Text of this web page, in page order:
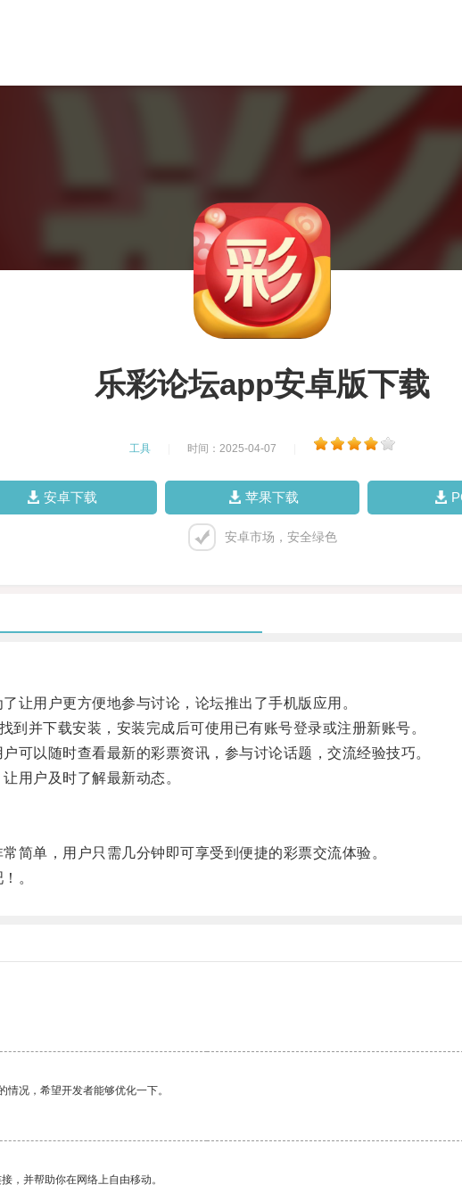
乐彩论坛app安卓版下载
工具 时间：2025-04-07
安卓下载 苹果下载
安卓市场，安全绿色
用户更方便地参与讨论，论坛推出了手机版应用。
并下载安装，安装完成后可使用已有账号登录或注册新账号。
以随时查看最新的彩票资讯，参与讨论话题，交流经验技巧。
户及时了解最新动态。
单，用户只需几分钟即可享受到便捷的彩票交流体验。
。
况，希望开发者能够优化一下。
，并帮助你在网络上自由移动。